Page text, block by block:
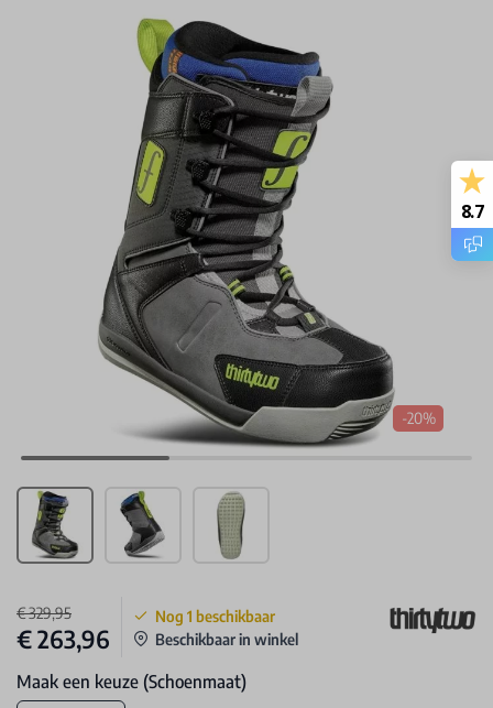
-20%
€ 329,95
€ 263,96
Nog 1 beschikbaar
Beschikbaar in winkel
Maak een keuze (Schoenmaat)
8.7